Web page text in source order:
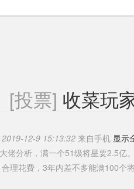
[投票] 收菜玩
12-9 15:13:32 来自手机 显示
佬分析，满一个51级将星要2.5亿
理花费，3年内差不多能满100个